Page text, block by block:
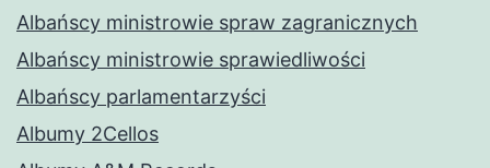
Albańscy ministrowie spraw zagranicznych
Albańscy ministrowie sprawiedliwości
Albańscy parlamentarzyści
Albumy 2Cellos